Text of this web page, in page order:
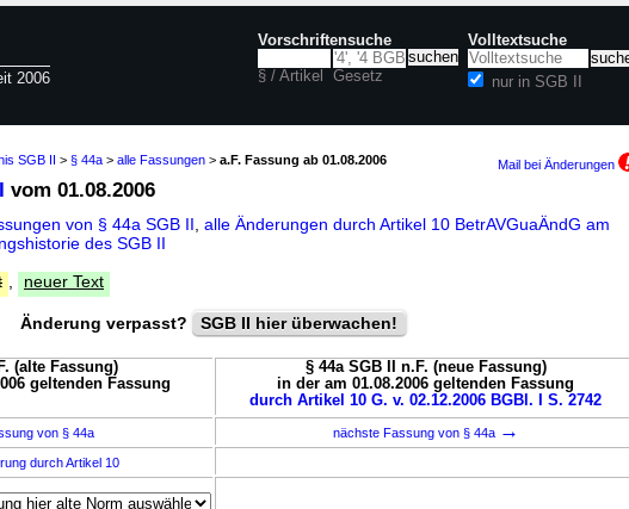
2006
Vorschriftensuche
§ / Artikel Gesetz
Volltextsuche
nur in SGB II
SGB II > § 44a > alle Fassungen > a.F. Fassung ab 01.08.2006 Mail bei Änderungen
vom 01.08.2006
von § 44a SGB II alle Änderungen durch Artikel 10 BetrAVGuaÄndG am
des SGB II
neuer Text
Änderung verpasst? SGB II hier überwachen!
(alte Fassung)
geltenden Fassung
§ 44a SGB II n.F. (neue Fassung)
in der am 01.08.2006 geltenden Fassung
durch Artikel 10 G. v. 02.12.2006 BGBl. I S. 2742
von § 44a nächste Fassung von § 44a →
durch Artikel 10